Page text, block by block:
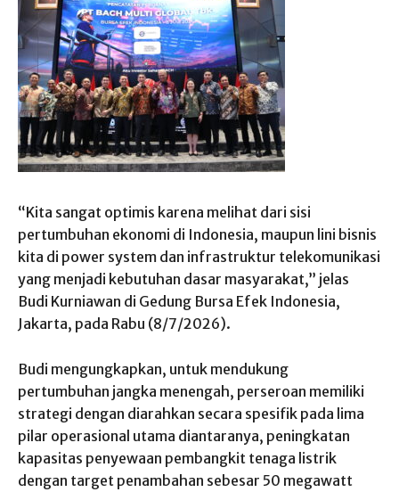
“Kita sangat optimis karena melihat dari sisi
pertumbuhan ekonomi di Indonesia, maupun lini bisnis
kita di power system dan infrastruktur telekomunikasi
yang menjadi kebutuhan dasar masyarakat,” jelas
Budi Kurniawan di Gedung Bursa Efek Indonesia,
Jakarta, pada Rabu (8/7/2026).
Budi mengungkapkan, untuk mendukung
pertumbuhan jangka menengah, perseroan memiliki
strategi dengan diarahkan secara spesifik pada lima
pilar operasional utama diantaranya, peningkatan
kapasitas penyewaan pembangkit tenaga listrik
dengan target penambahan sebesar 50 megawatt